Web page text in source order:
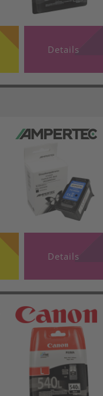
Details
Details